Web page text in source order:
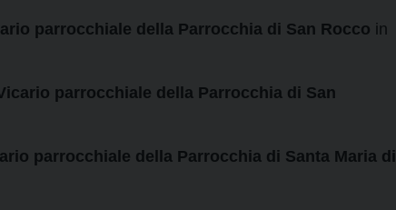
parrocchiale della Parrocchia di San Rocco in
parrocchiale della Parrocchia di San
parrocchiale della Parrocchia di Santa Maria di